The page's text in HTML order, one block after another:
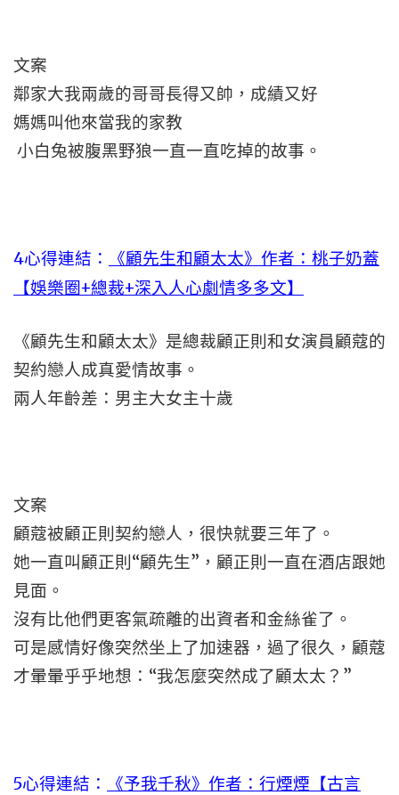
文案
鄰家大我兩歲的哥哥長得又帥，成績又好
媽媽叫他來當我的家教
小白兔被腹黑野狼一直一直吃掉的故事。
4心得連結：
《顧先生和顧太太》作者：桃子奶蓋
【娛樂圈+總裁+深入人心劇情多多文】
《顧先生和顧太太》是總裁顧正則和女演員顧蔻的
契約戀人成真愛情故事。
兩人年齡差：男主大女主十歲
文案
顧蔻被顧正則契約戀人，很快就要三年了。
她一直叫顧正則“顧先生”，顧正則一直在酒店跟她
見面。
沒有比他們更客氣疏離的出資者和金絲雀了。
可是感情好像突然坐上了加速器，過了很久，顧蔻
才暈暈乎乎地想：“我怎麼突然成了顧太太？”
5心得連結：
《予我千秋》作者：行煙煙【古言